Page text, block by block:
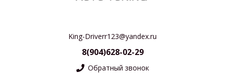
King-Driverr123@yandex.ru
8(904)628-02-29
Обратный звонок